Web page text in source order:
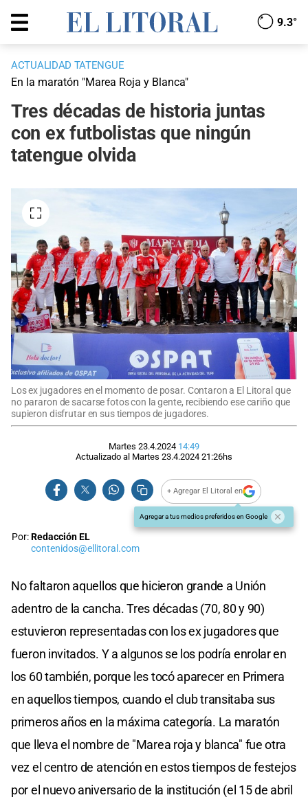
9.3°
ACTUALIDAD TATENGUE
En la maratón "Marea Roja y Blanca"
Tres décadas de historia juntas
con ex futbolistas que ningún
tatengue olvida
Los ex jugadores en el momento de posar. Contaron a El Litoral que
no pararon de sacarse fotos con la gente, recibiendo ese cariño que
supieron disfrutar en sus tiempos de jugadores.
Martes 23.4.2024 14:49
Actualizado al Martes 23.4.2024 21:26hs
+ Agregar El Litoral en
Agregar a tus medios preferidos en Google
Por:Redacción EL
contenidos@ellitoral.com
No faltaron aquellos que hicieron grande a Unión
adentro de la cancha. Tres décadas (70, 80 y 90)
estuvieron representadas con los ex jugadores que
fueron invitados. Y a algunos se los podría enrolar en
los 60 también, porque les tocó aparecer en Primera
en aquellos tiempos, cuando el club transitaba sus
primeros años en la máxima categoría. La maratón
que lleva el nombre de "Marea roja y blanca" fue otra
vez el centro de atención en estos tiempos de festejos
por el nuevo aniversario de la institución (el 15 de abril